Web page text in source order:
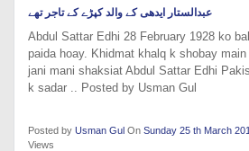
عبدالستار ایدھی کے والد کپڑے کے تاجر تھے
Abdul Sattar Edhi 28 February 1928 ko
paida hoay. Khidmat khalq k shobay
jani mani shaksiat Abdul Sattar Edhi
k sadar .. Posted by Usman Gul
Posted by Usman Gul On Sunday 25 th March
Views